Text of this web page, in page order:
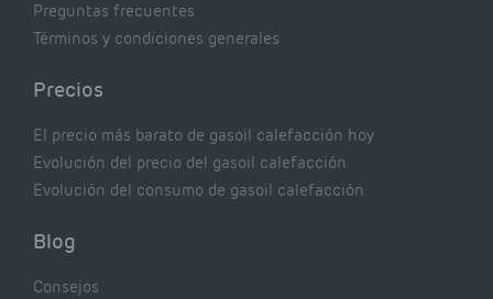
Preguntas frecuentes
Términos y condiciones generales
Precios
El precio más barato de gasoil calefacción hoy
Evolución del precio del gasoil calefacción
Evolución del consumo de gasoil calefacción
Blog
Consejos